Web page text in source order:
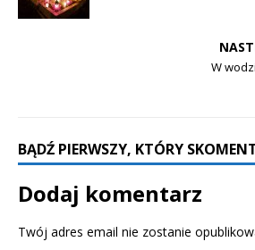
W
BĄDŹ PIERWSZY, KTÓRY
Dodaj komentarz
Twój adres email nie zostanie